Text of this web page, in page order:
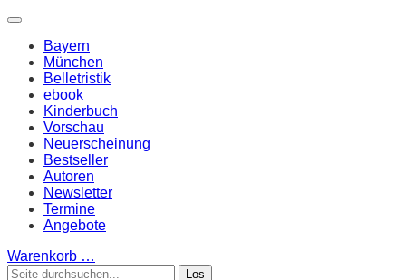
Bayern
München
Belletristik
ebook
Kinderbuch
Vorschau
Neuerscheinung
Bestseller
Autoren
Newsletter
Termine
Angebote
Warenkorb …